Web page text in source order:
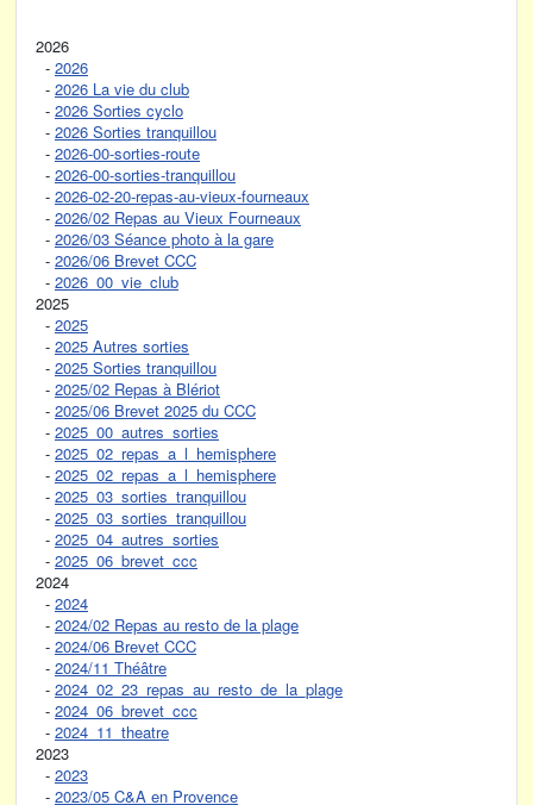
2026
- 2026
- 2026 La vie du club
- 2026 Sorties cyclo
- 2026 Sorties tranquillou
- 2026-00-sorties-route
- 2026-00-sorties-tranquillou
- 2026-02-20-repas-au-vieux-fourneaux
- 2026/02 Repas au Vieux Fourneaux
- 2026/03 Séance photo à la gare
- 2026/06 Brevet CCC
- 2026_00_vie_club
2025
- 2025
- 2025 Autres sorties
- 2025 Sorties tranquillou
- 2025/02 Repas à Blériot
- 2025/06 Brevet 2025 du CCC
- 2025_00_autres_sorties
- 2025_02_repas_a_l_hemisphere
- 2025_02_repas_a_l_hemisphere
- 2025_03_sorties_tranquillou
- 2025_03_sorties_tranquillou
- 2025_04_autres_sorties
- 2025_06_brevet_ccc
2024
- 2024
- 2024/02 Repas au resto de la plage
- 2024/06 Brevet CCC
- 2024/11 Théâtre
- 2024_02_23_repas_au_resto_de_la_plage
- 2024_06_brevet_ccc
- 2024_11_theatre
2023
- 2023
- 2023/05 C&A en Provence